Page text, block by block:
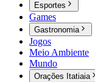
Esportes
Games
Gastronomia
Jogos
Meio Ambiente
Mundo
Orações Itatiaia